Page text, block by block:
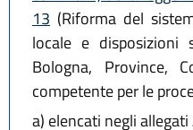
13 (Riforma del
locale e disposizioni
Bologna, Province,
competente per le
a) elencati negli allegati